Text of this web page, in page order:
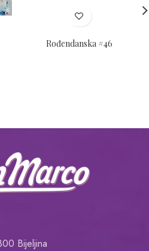
Rođendanska #46
Bijeljina